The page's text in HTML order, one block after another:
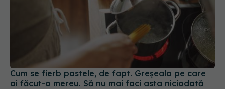
Cum se fierb pastele, de fapt. Greșeala pe care
ai făcut-o mereu. Să nu mai faci asta niciodată